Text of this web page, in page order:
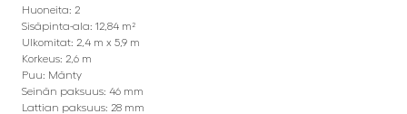
Huoneita: 2
Sisäpinta-ala: 12,84 m²
Ulkomitat: 2,4 m x 5,9 m
Korkeus: 2,6 m
Puu: Mänty
Seinän paksuus: 46 mm
Lattian paksuus: 28 mm